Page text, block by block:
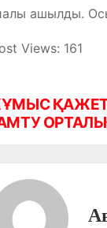
ашылды.
Views: 161